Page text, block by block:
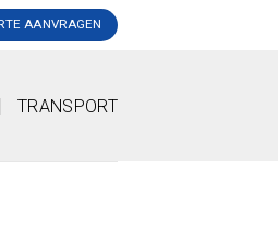
AANVRAGEN
TRANSPORT